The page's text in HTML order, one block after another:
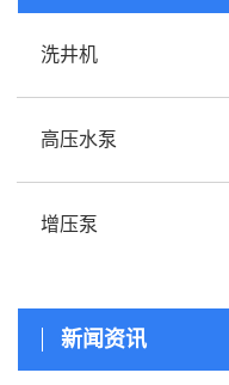
洗井机
高压水泵
增压泵
新闻资讯